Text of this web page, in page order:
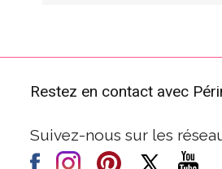
Restez en contact avec
Suivez-nous sur les